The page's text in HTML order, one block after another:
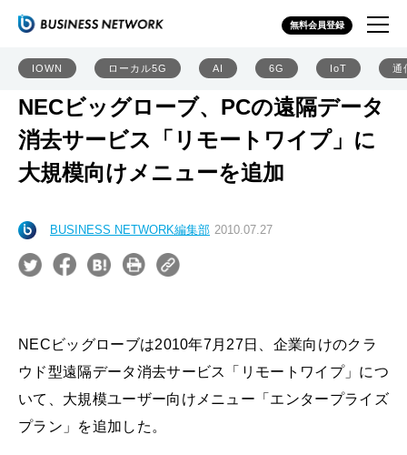
無料会員登録
IOWN ローカル5G AI 6G IoT 通
NECビッグローブ、PCの遠隔データ
消去サービス「リモートワイプ」に
大規模向けメニューを追加
BUSINESS NETWORK編集部 2010.07.27
NECビッグローブは2010年7月27日、企業向けのクラ
ウド型遠隔データ消去サービス「リモートワイプ」につ
いて、大規模ユーザー向けメニュー「エンタープライズ
プラン」を追加した。